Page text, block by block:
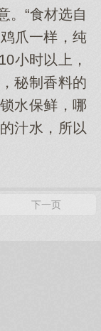
。“食材选自
爪一样，纯
小时以上，
秘制香料的
水保鲜，哪
汁水，所以
下一页